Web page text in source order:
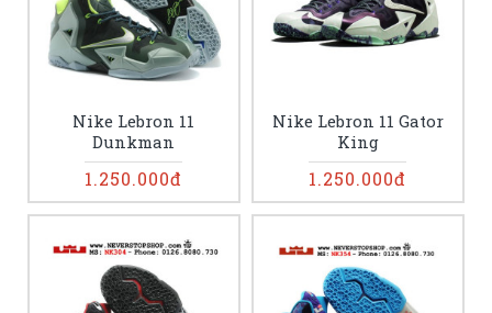
Nike Lebron 11
Dunkman
1.250.000đ
Nike Lebron 11 Gator
King
1.250.000đ